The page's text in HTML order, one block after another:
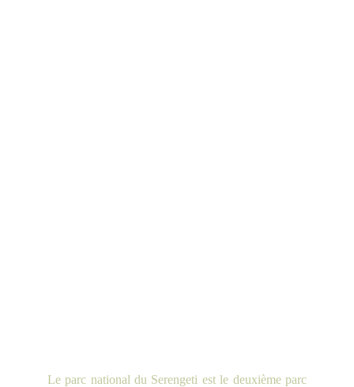
Le parc national du Serengeti est le deuxième parc